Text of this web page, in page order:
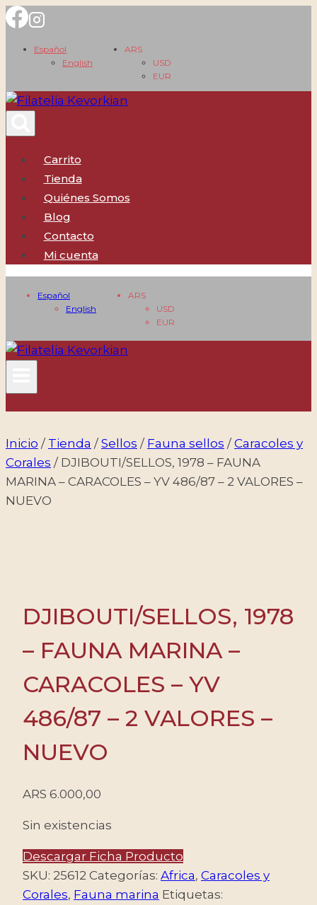
Saltar
contenido
Español
English
ARS
USD
EUR
Carrito
Tienda
Quiénes Somos
Blog
Contacto
Mi cuenta
Español
English
ARS
USD
EUR
Inicio / Tienda / Sellos / Fauna sellos / Caracoles y
Corales / DJIBOUTI/SELLOS, 1978 – FAUNA
MARINA – CARACOLES – YV 486/87 – 2 VALORES –
NUEVO
DJIBOUTI/SELLOS, 1978
– FAUNA MARINA –
CARACOLES – YV
486/87 – 2 VALORES –
NUEVO
ARS 6.000,00
Sin existencias
Descargar Ficha Producto
SKU: 25612 Categorías: Africa, Caracoles y
Corales, Fauna marina Etiquetas: